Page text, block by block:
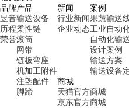
品牌
昱音
历程
荣誉
产品
输送设备
柔性链
滚筒
网带
链板弯座
机加工附件
注塑配件
脚蹄
新闻
行业新闻
企业动态
案例
果蔬输送
工业自动
自动化输
设计案例
输送方案
输送设备
商城
天猫官方商城
京东官方商城